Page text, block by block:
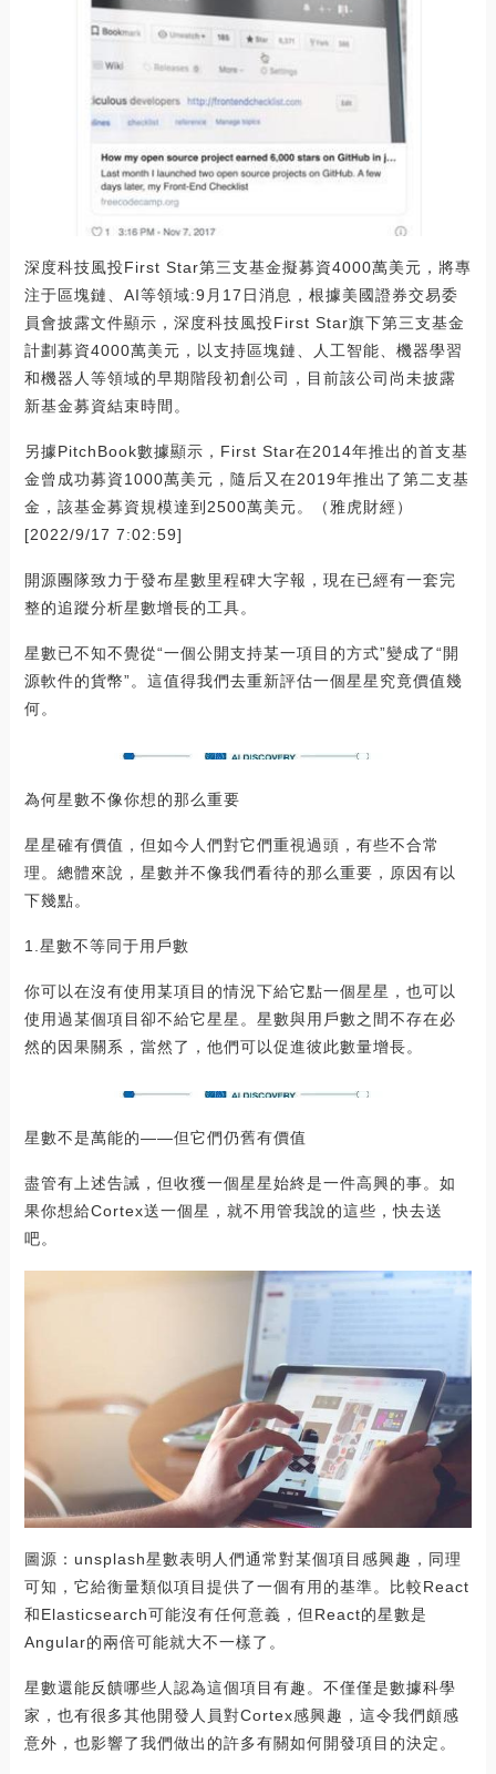
深度科技風投First Star第三支基金擬募資4000萬美元，將專
注于區塊鏈、AI等領域:9月17日消息，根據美國證券交易委
員會披露文件顯示，深度科技風投First Star旗下第三支基金
計劃募資4000萬美元，以支持區塊鏈、人工智能、機器學習
和機器人等領域的早期階段初創公司，目前該公司尚未披露
新基金募資結束時間。
另據PitchBook數據顯示，First Star在2014年推出的首支基
金曾成功募資1000萬美元，隨后又在2019年推出了第二支基
金，該基金募資規模達到2500萬美元。（雅虎財經）
[2022/9/17 7:02:59]
開源團隊致力于發布星數里程碑大字報，現在已經有一套完
整的追蹤分析星數增長的工具。
星數已不知不覺從“一個公開支持某一項目的方式”變成了“開
源軟件的貨幣”。這值得我們去重新評估一個星星究竟價值幾
何。
為何星數不像你想的那么重要
星星確有價值，但如今人們對它們重視過頭，有些不合常
理。總體來說，星數并不像我們看待的那么重要，原因有以
下幾點。
1.星數不等同于用戶數
你可以在沒有使用某項目的情況下給它點一個星星，也可以
使用過某個項目卻不給它星星。星數與用戶數之間不存在必
然的因果關系，當然了，他們可以促進彼此數量增長。
星數不是萬能的——但它們仍舊有價值
盡管有上述告誡，但收獲一個星星始終是一件高興的事。如
果你想給Cortex送一個星，就不用管我說的這些，快去送
吧。
圖源：unsplash星數表明人們通常對某個項目感興趣，同理
可知，它給衡量類似項目提供了一個有用的基準。比較React
和Elasticsearch可能沒有任何意義，但React的星數是
Angular的兩倍可能就大不一樣了。
星數還能反饋哪些人認為這個項目有趣。不僅僅是數據科學
家，也有很多其他開發人員對Cortex感興趣，這令我們頗感
意外，也影響了我們做出的許多有關如何開發項目的決定。